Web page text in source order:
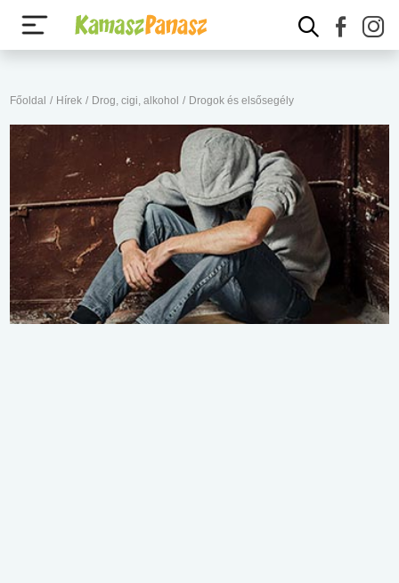
Főoldal / Hírek / Drog, cigi, alkohol / Drogok és elsősegély